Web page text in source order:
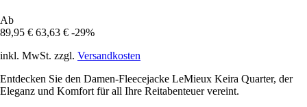
Ab
89,95 € 63,63 € -29%
inkl. MwSt. zzgl. Versandkosten
Entdecken Sie den Damen-Fleecejacke LeMieux Keira Quarter, der
Eleganz und Komfort für all Ihre Reitabenteuer vereint.